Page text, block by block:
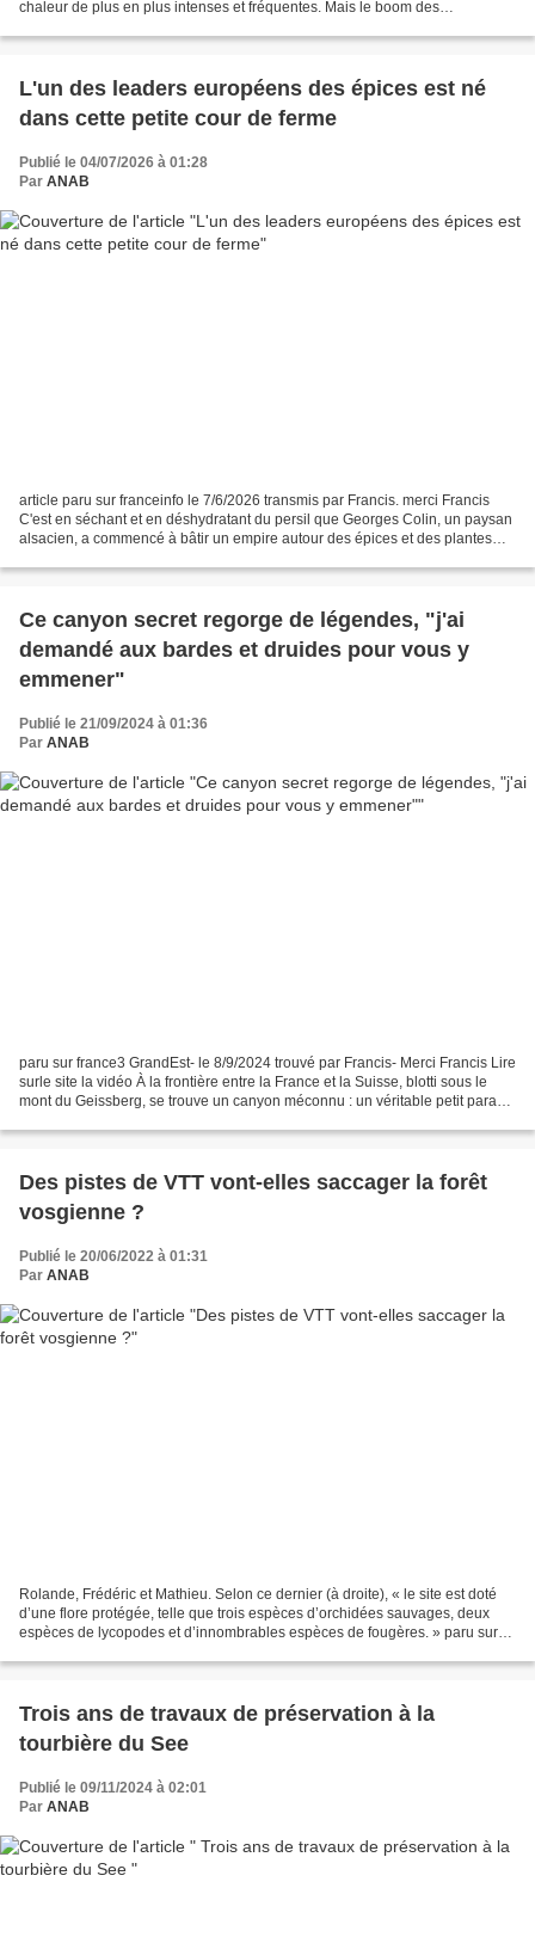
chaleur de plus en plus intenses et fréquentes. Mais le boom des
L'un des leaders européens des épices est né
dans cette petite cour de ferme
Publié le 04/07/2026 à 01:28
Par ANAB
article paru sur franceinfo le 7/6/2026 transmis par Francis. merci Francis
C'est en séchant et en déshydratant du persil que Georges Colin, un paysan
alsacien, a commencé à bâtir un empire autour des épices et des plantes
Ce canyon secret regorge de légendes, "j'ai
demandé aux bardes et druides pour vous y
emmener"
Publié le 21/09/2024 à 01:36
Par ANAB
paru sur france3 GrandEst- le 8/9/2024 trouvé par Francis- Merci Francis Lire
surle site la vidéo À la frontière entre la France et la Suisse, blotti sous le
mont du Geissberg, se trouve un canyon méconnu : un véritable petit paradis
Des pistes de VTT vont-elles saccager la forêt
vosgienne ?
Publié le 20/06/2022 à 01:31
Par ANAB
Rolande, Frédéric et Mathieu. Selon ce dernier (à droite), « le site est doté
d’une flore protégée, telle que trois espèces d’orchidées sauvages, deux
espèces de lycopodes et d’innombrables espèces de fougères. » paru sur
Trois ans de travaux de préservation à la
tourbière du See
Publié le 09/11/2024 à 02:01
Par ANAB